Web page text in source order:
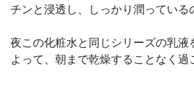
チンと浸透し、しっかり潤ってい
夜この化粧水と同じシリーズの乳液
よって、朝まで乾燥することなく過